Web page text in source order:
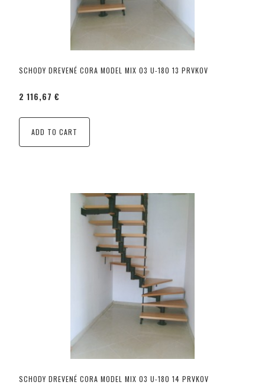
SCHODY DREVENÉ CORA MODEL MIX 03 U-180 13 PRVKOV
2 116,67 €
ADD TO CART
SCHODY DREVENÉ CORA MODEL MIX 03 U-180 14 PRVKOV